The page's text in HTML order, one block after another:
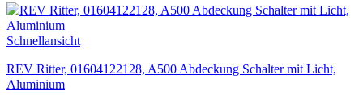
Schnellansicht
REV Ritter, 01604122128, A500 Abdeckung Schalter mit Licht,
Aluminium